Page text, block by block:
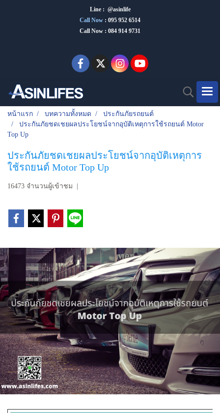
Line : @asinlife
Call Now : 095 952 6514
Call Now : 084 914 9731
หน้าแรก บทความทั้งหมด
ประกันภัยรถยนต์
ประกันภัยชดเชยผลประโยชน์จากอุบัติเหตุการใช้รถยนต์ Motor
Top Up
ประกันภัยชดเชยผลประโยชน์จากอุบัติเหตุการ
ใช้รถยนต์ Motor Top Up
16473 จำนวนผู้เข้าชม